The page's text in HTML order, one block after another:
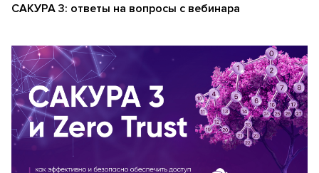
САКУРА 3: ответы на вопросы с вебинара